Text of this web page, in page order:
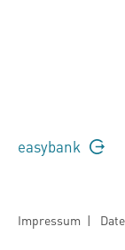
easybank
Impressum |